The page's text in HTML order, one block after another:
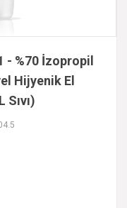
- %70 İzopropil
Hijyenik El